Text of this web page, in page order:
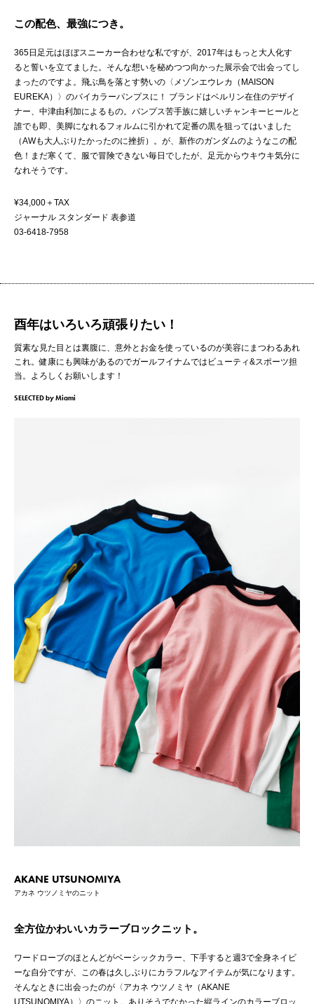
この配色、最強につき。
365日足元はほぼスニーカー合わせな私ですが、2017年はもっと大人化す
ると誓いを立てました。そんな想いを秘めつつ向かった展示会で出会ってし
まったのですよ。飛ぶ鳥を落とす勢いの〈メゾンエウレカ（MAISON
EUREKA）〉のバイカラーパンプスに！ ブランドはベルリン在住のデザイ
ナー、中津由利加によるもの。パンプス苦手族に嬉しいチャンキーヒールと
誰でも即、美脚になれるフォルムに引かれて定番の黒を狙ってはいました
（AWも大人ぶりたかったのに挫折）。が、新作のガンダムのようなこの配
色！まだ寒くて、服で冒険できない毎日でしたが、足元からウキウキ気分に
なれそうです。
¥34,000＋TAX
ジャーナル スタンダード 表参道
03-6418-7958
酉年はいろいろ頑張りたい！
質素な見た目とは裏腹に、意外とお金を使っているのが美容にまつわるあれ
これ。健康にも興味があるのでガールフイナムではビューティ&スポーツ担
当。よろしくお願いします！
SELECTED by Miami
AKANE UTSUNOMIYA
アカネ ウツノミヤのニット
全方位かわいいカラーブロックニット。
ワードローブのほとんどがベーシックカラー、下手すると週3で全身ネイビ
ーな自分ですが、この春は久しぶりにカラフルなアイテムが気になります。
そんなときに出会ったのが〈アカネ ウツノミヤ（AKANE
UTSUNOMIYA）〉のニット。ありそうでなかった縦ラインのカラーブロッ